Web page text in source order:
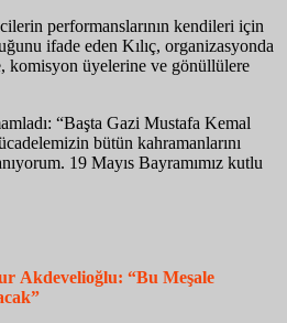
performanslarının kendileri için
ifade eden Kılıç, organizasyonda
komisyon üyelerine ve gönüllülere
“Başta Gazi Mustafa Kemal
bütün kahramanlarını
19 Mayıs Bayramımız kutlu
Akdevelioğlu: “Bu Meşale